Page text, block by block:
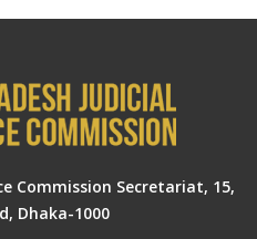
Commission Secretariat, 15,
Dhaka-1000